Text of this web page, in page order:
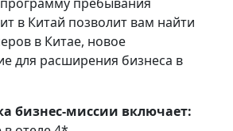
в Китай позволит вам найти
в Китае, новое
для расширения бизнеса в
бизнес-миссии включает: